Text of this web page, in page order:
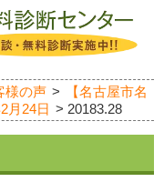
様の声 >
【名古屋市名
月24日 > 20183.28